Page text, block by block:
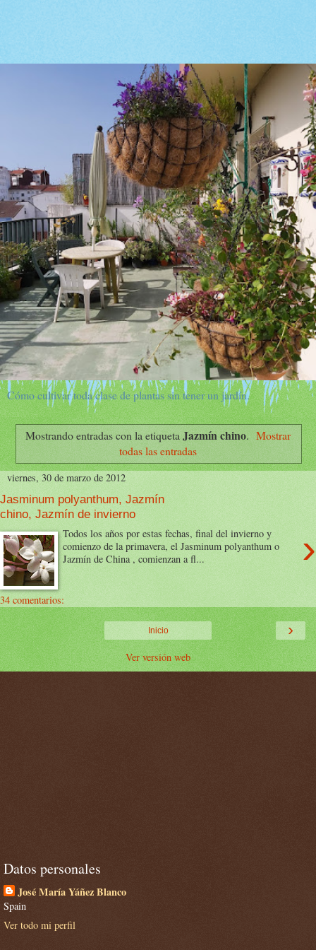
Cómo cultivar toda clase de plantas sin tener un jardín.
Mostrando entradas con la etiquetaJazmín chino. Mostrar
todas las entradas
viernes, 30 de marzo de 2012
Jasminum polyanthum, Jazmín
chino, Jazmín de invierno
›
Todos los años por estas fechas, final del invierno y
comienzo de la primavera, el Jasminum polyanthum o
Jazmín de China , comienzan a fl...
34 comentarios:
›
Inicio
Ver versión web
Datos personales
José María Yáñez Blanco
Spain
Ver todo mi perfil